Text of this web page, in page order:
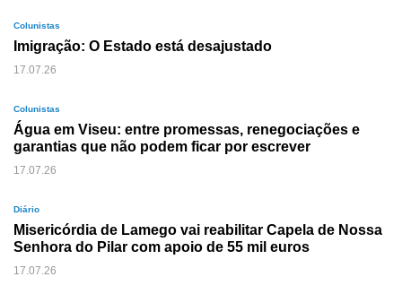
Colunistas
Imigração: O Estado está desajustado
17.07.26
Colunistas
Água em Viseu: entre promessas, renegociações e
garantias que não podem ficar por escrever
17.07.26
Diário
Misericórdia de Lamego vai reabilitar Capela de Nossa
Senhora do Pilar com apoio de 55 mil euros
17.07.26